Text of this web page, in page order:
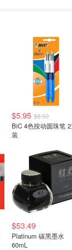
$5.95 $8.50
BiC 4色按动圆珠笔
装
$53.49
Platinum 碳黑墨水
60mL